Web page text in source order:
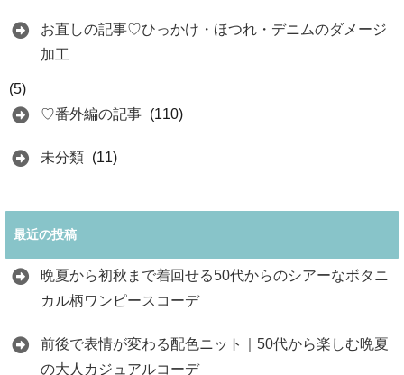
お直しの記事♡ひっかけ・ほつれ・デニムのダメージ
加工
(5)
♡番外編の記事 (110)
未分類 (11)
最近の投稿
晩夏から初秋まで着回せる50代からのシアーなボタニ
カル柄ワンピースコーデ
前後で表情が変わる配色ニット｜50代から楽しむ晩夏
の大人カジュアルコーデ